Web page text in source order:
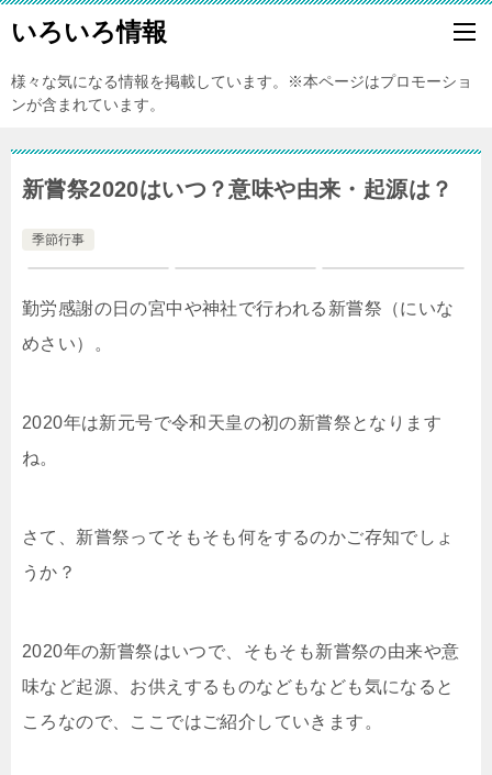
いろいろ情報
様々な気になる情報を掲載しています。※本ページはプロモーショ
ンが含まれています。
新嘗祭2020はいつ？意味や由来・起源は？
季節行事
勤労感謝の日の宮中や神社で行われる新嘗祭（にいな
めさい）。
2020年は新元号で令和天皇の初の新嘗祭となります
ね。
さて、新嘗祭ってそもそも何をするのかご存知でしょ
うか？
2020年の新嘗祭はいつで、そもそも新嘗祭の由来や意
味など起源、お供えするものなどもなども気になると
ころなので、ここではご紹介していきます。